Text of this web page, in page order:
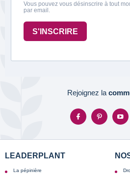
Vous pouvez vous désinscrire à tout
par email.
S'INSCRIRE
Rejoignez la
LEADERPLANT
La pépinière